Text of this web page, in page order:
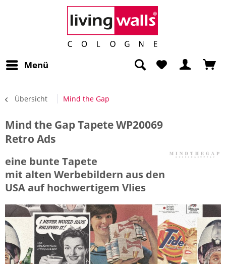
Menü
Übersicht Mind the Gap
Mind the Gap Tapete WP20069
Retro Ads
eine bunte Tapete
mit alten Werbebildern aus den
USA auf hochwertigem Vlies